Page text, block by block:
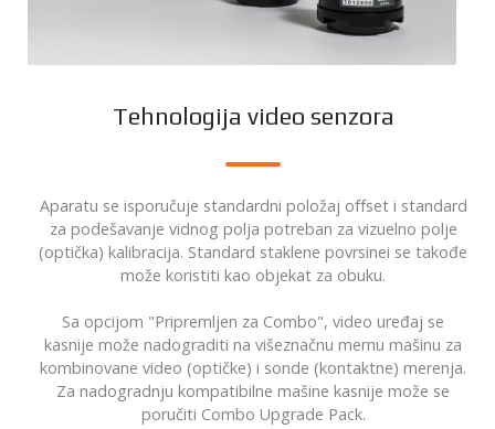
Tehnologija video senzora
Aparatu se isporučuje standardni položaj offset i standard
za podešavanje vidnog polja potreban za vizuelno polje
(optička) kalibracija. Standard staklene povrsinei se takođe
može koristiti kao objekat za obuku.
Sa opcijom "Pripremljen za Combo", video uređaj se
kasnije može nadograditi na višeznačnu mernu mašinu za
kombinovane video (optičke) i sonde (kontaktne) merenja.
Za nadogradnju kompatibilne mašine kasnije može se
poručiti Combo Upgrade Pack.